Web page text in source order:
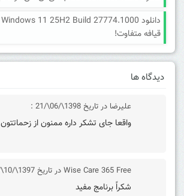
قیافه متفاوت!
دیدگاه ها
علیرضا در تاریخ 1398\/06\/21 :
واقعا جای تشکر داره ممنون از زحماتتون
Wise Care 365 Free در تاریخ 1397\/10\/07 :
شكراً برنامج مفيد